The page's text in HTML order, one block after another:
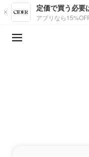
Skip to main content
定価で買う必要
アプリなら